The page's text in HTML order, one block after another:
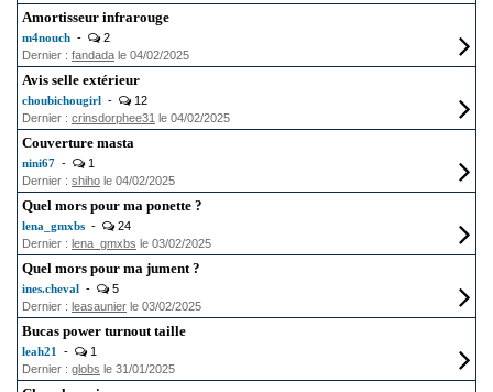
Amortisseur infrarouge
m4nouch -
2
Dernier : fandada le 04/02/2025
Avis selle extérieur
choubichougirl -
12
Dernier : crinsdorphee31 le 04/02/2025
Couverture masta
nini67 -
1
Dernier : shiho le 04/02/2025
Quel mors pour ma ponette ?
lena_gmxbs -
24
Dernier : lena_gmxbs le 03/02/2025
Quel mors pour ma jument ?
ines.cheval -
5
Dernier : leasaunier le 03/02/2025
Bucas power turnout taille
leah21 -
1
Dernier : globs le 31/01/2025